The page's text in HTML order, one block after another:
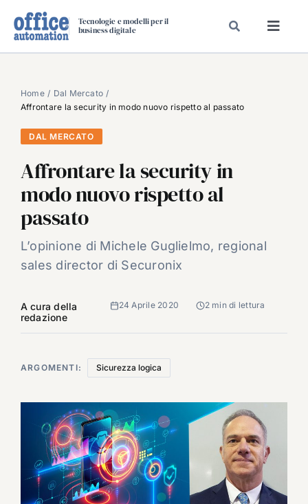
Tecnologie e modelli per il
business digitale
SPECIAL PAPER
TAVOLE ROTONDE DI REDAZIONE
DAL MERCATO
CARRIERE
VIDEO
EVENTI
CHI SIAMO
Home
Dal Mercato
Affrontare la security in modo nuovo rispetto al passato
DAL MERCATO
Affrontare la security in
modo nuovo rispetto al
passato
L’opinione di Michele Guglielmo, regional
sales director di Securonix
A cura della
redazione
24 Aprile 2020 2 min di lettura
ARGOMENTI: Sicurezza logica